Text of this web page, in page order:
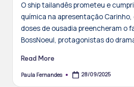
O ship tailandês prometeu e
química na apresentação
doses de ousadia preencheram o
BossNoeul, protagonistas do
Read More
Posted
Paula Fernandes 28/09/2025